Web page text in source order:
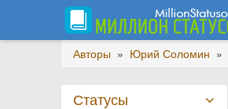
Авторы » Юрий Соломин »
Статусы